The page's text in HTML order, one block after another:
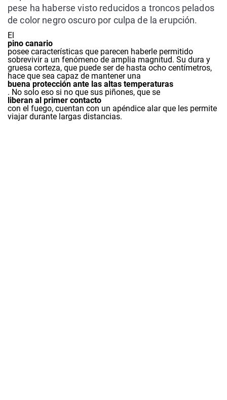
pese ha haberse visto reducidos a troncos pelados
de color negro oscuro por culpa de la erupción.
El
pino canario
posee características que parecen haberle permitido
sobrevivir a un fenómeno de amplia magnitud. Su dura y
gruesa corteza, que puede ser de hasta ocho centímetros,
hace que sea capaz de mantener una
buena protección ante las altas temperaturas
. No solo eso si no que sus piñones, que se
liberan al primer contacto
con el fuego, cuentan con un apéndice alar que les permite
viajar durante largas distancias.